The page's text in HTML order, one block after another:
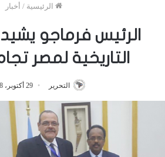
الرئيسية / أخبار
الرئيس فرماجو
التاريخية لمصر
التحرير 29 أكتوبر، 2018